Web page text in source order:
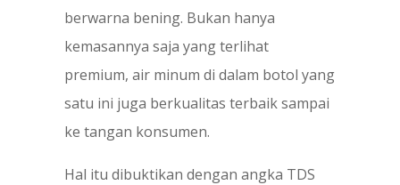
berwarna bening. Bukan hanya
kemasannya saja yang terlihat
premium, air minum di dalam botol yang
satu ini juga berkualitas terbaik sampai
ke tangan konsumen.
Hal itu dibuktikan dengan angka TDS